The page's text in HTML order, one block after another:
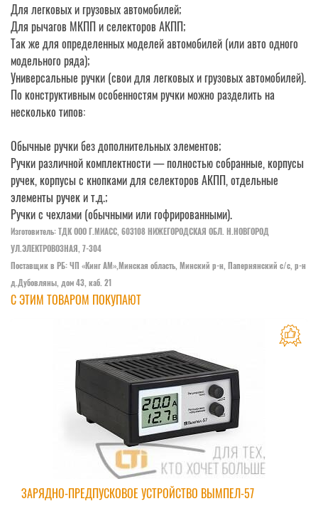
Для легковых и грузовых автомобилей;
Для рычагов МКПП и селекторов АКПП;
Так же для определенных моделей автомобилей (или авто одного
модельного ряда);
Универсальные ручки (свои для легковых и грузовых автомобилей).
По конструктивным особенностям ручки можно разделить на
несколько типов:
Обычные ручки без дополнительных элементов;
Ручки различной комплектности — полностью собранные, корпусы
ручек, корпусы с кнопками для селекторов АКПП, отдельные
элементы ручек и т.д.;
Ручки с чехлами (обычными или гофрированными).
Изготовитель: ТДК ООО Г.МИАСС, 603108 НИЖЕГОРОДСКАЯ ОБЛ. Н.НОВГОРОД
УЛ.ЭЛЕКТРОВОЗНАЯ, 7-304
Поставщик в РБ: ЧП «Кинг АM»,Минская область, Минский р-н, Папернянский с/с, р-н
д.Дубовляны, дом 43, каб. 21
С ЭТИМ ТОВАРОМ ПОКУПАЮТ
ЗАРЯДНО-ПРЕДПУСКОВОЕ УСТРОЙСТВО ВЫМПЕЛ-57